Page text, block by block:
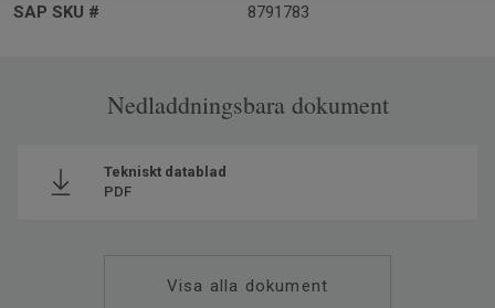
SAP SKU #
8791783
Nedladdningsbara dokument
Tekniskt datablad
PDF
Visa alla dokument